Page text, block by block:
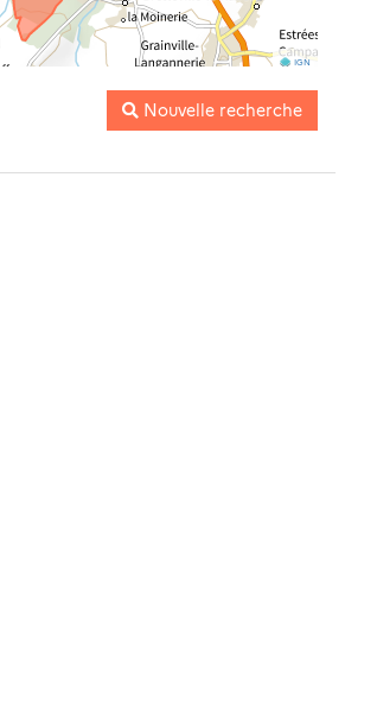
IGN
Nouvelle recherche